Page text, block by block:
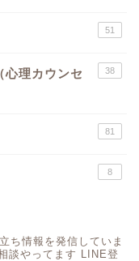
51
心理カウンセ
38
81
8
ち情報を発信していま
談やってます
LINE登